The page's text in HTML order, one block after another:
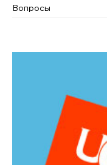
Вопросы